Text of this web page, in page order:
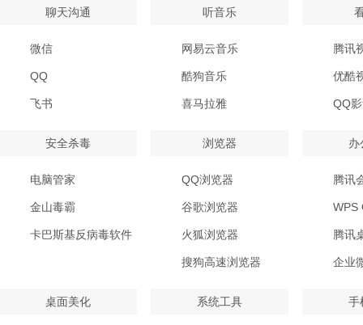
聊天沟通
微信
QQ
飞书
听音乐
网易云音乐
酷狗音乐
喜马拉雅
腾讯
优酷
QQ
安全杀毒
电脑管家
金山毒霸
卡巴斯基反病毒软件
浏览器
QQ浏览器
谷歌浏览器
火狐浏览器
搜狗高速浏览器
办
腾讯
WPS
腾讯
企业
桌面美化 系统工具 手